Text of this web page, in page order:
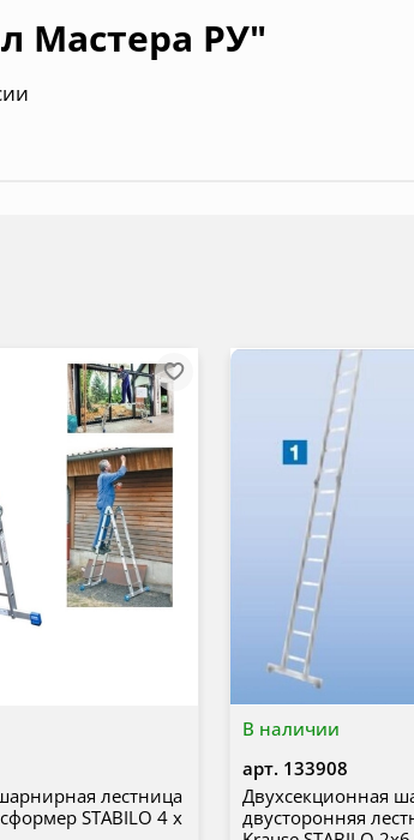
Мастера РУ"
лестница
STABILO 4 х
В наличии
арт. 133908
Двухсекционная
двусторонняя